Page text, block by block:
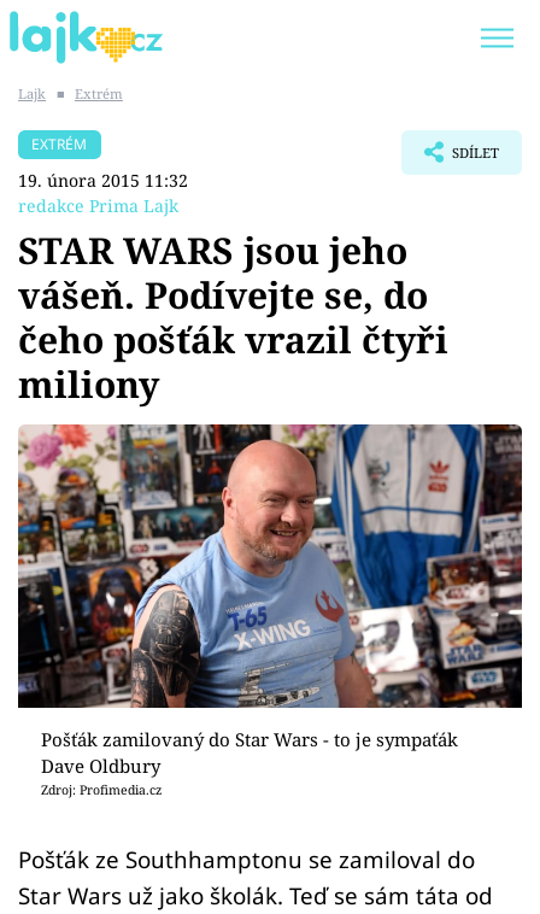
SHOPAHOLICADEL
Témata
Showbyznys
Youtubeři
Virály
Sex a vztahy
Videa
Sledujte prima+
Přihlášení
Lajk ■ Extrém
EXTRÉM
19. února 2015 11:32
redakce Prima Lajk
SDÍLET
STAR WARS jsou jeho
vášeň. Podívejte se, do
čeho pošťák vrazil čtyři
miliony
Pošťák zamilovaný do Star Wars - to je sympaťák
Dave Oldbury
Zdroj: Profimedia.cz
Pošťák ze Southhamptonu se zamiloval do
Star Wars už jako školák. Teď se sám táta od